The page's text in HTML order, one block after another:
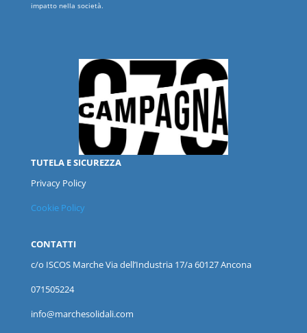
impatto nella società.
TUTELA E SICUREZZA
Privacy Policy
Cookie Policy
CONTATTI
c/o ISCOS MarcheVia dell’Industria 17/a 60127 Ancona
071505224
info@marchesolidali.com